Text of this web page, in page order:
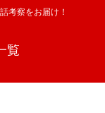
考察をお届け！
覧